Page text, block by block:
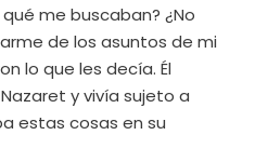
me buscaban? ¿No
de los asuntos de mi
lo que les decía. Él
y vivía sujeto a
estas cosas en su